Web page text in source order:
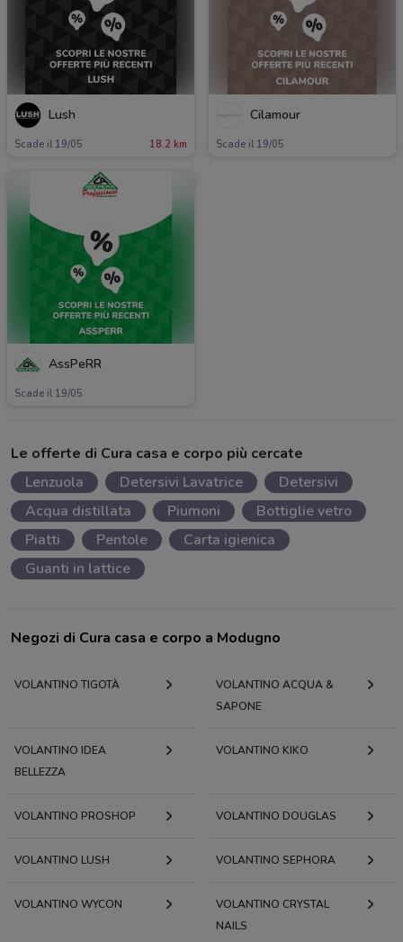
Lush
Scade il 19/05 18.2 km
Cilamour
Scade il 19/05
AssPeRR
Scade il 19/05
Le offerte di Cura casa e corpo più cercate
Lenzuola
Detersivi Lavatrice
Detersivi
Acqua distillata
Piumoni
Bottiglie vetro
Piatti
Pentole
Carta igienica
Guanti in lattice
Negozi di Cura casa e corpo a Modugno
VOLANTINO TIGOTÀ
VOLANTINO ACQUA &
SAPONE
VOLANTINO IDEA
BELLEZZA
VOLANTINO KIKO
VOLANTINO PROSHOP VOLANTINO DOUGLAS
VOLANTINO LUSH VOLANTINO SEPHORA
VOLANTINO WYCON
VOLANTINO CRYSTAL
NAILS